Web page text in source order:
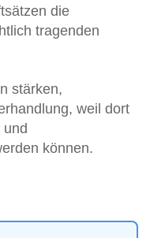
die
tragenden
stärken,
weil dort
können.